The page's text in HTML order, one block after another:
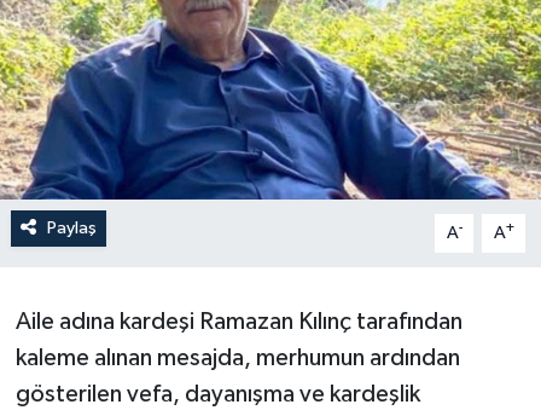
Paylaş A- A+
Aile adına kardeşi Ramazan Kılınç tarafından
kaleme alınan mesajda, merhumun ardından
gösterilen vefa, dayanışma ve kardeşlik
Yaşam